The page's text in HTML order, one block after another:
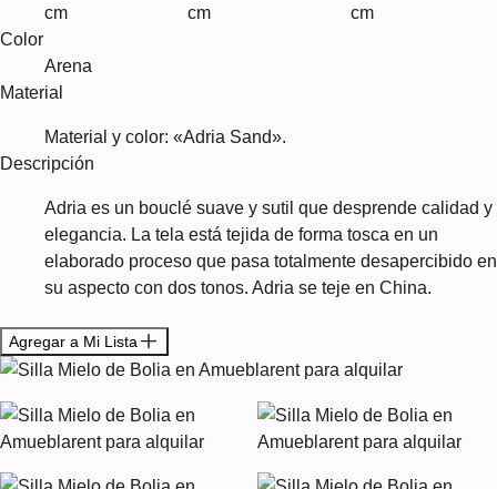
cm
cm
cm
Color
Arena
Material
Material y color: «Adria Sand».
Descripción
Adria es un bouclé suave y sutil que desprende calidad y
elegancia. La tela está tejida de forma tosca en un
elaborado proceso que pasa totalmente desapercibido en
su aspecto con dos tonos. Adria se teje en China.
Agregar a Mi Lista